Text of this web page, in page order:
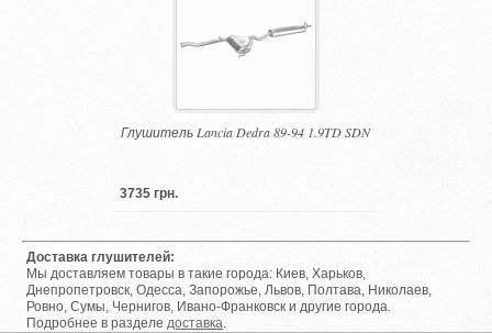
Глушитель Lancia Dedra 89-94 1.9TD SDN
3735 грн.
Доставка глушителей:
Мы доставляем товары в такие города: Киев, Харьков,
Днепропетровск, Одесса, Запорожье, Львов, Полтава, Николаев,
Ровно, Сумы, Чернигов, Ивано-Франковск и другие города.
Подробнее в разделедоставка.